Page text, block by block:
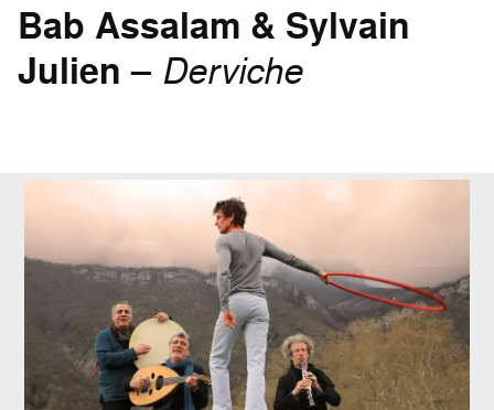
Bab Assalam & Sylvain
Julien – Derviche